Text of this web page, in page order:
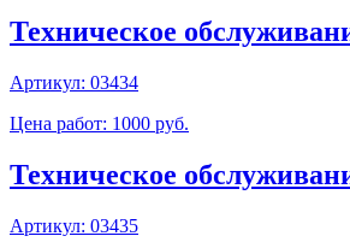
Техническое
Артикул: 03434
Цена работ: 1000 руб.
Техническое
Артикул: 03435